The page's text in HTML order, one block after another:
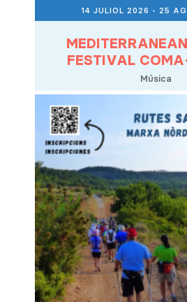
14 JULIOL 2026 - 25
FESTIVAL
Música